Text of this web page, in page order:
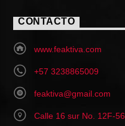
CONTACTO
www.feaktiva.com
+57 3238865009
feaktiva@gmail.com
Calle 16 sur No. 12F-56